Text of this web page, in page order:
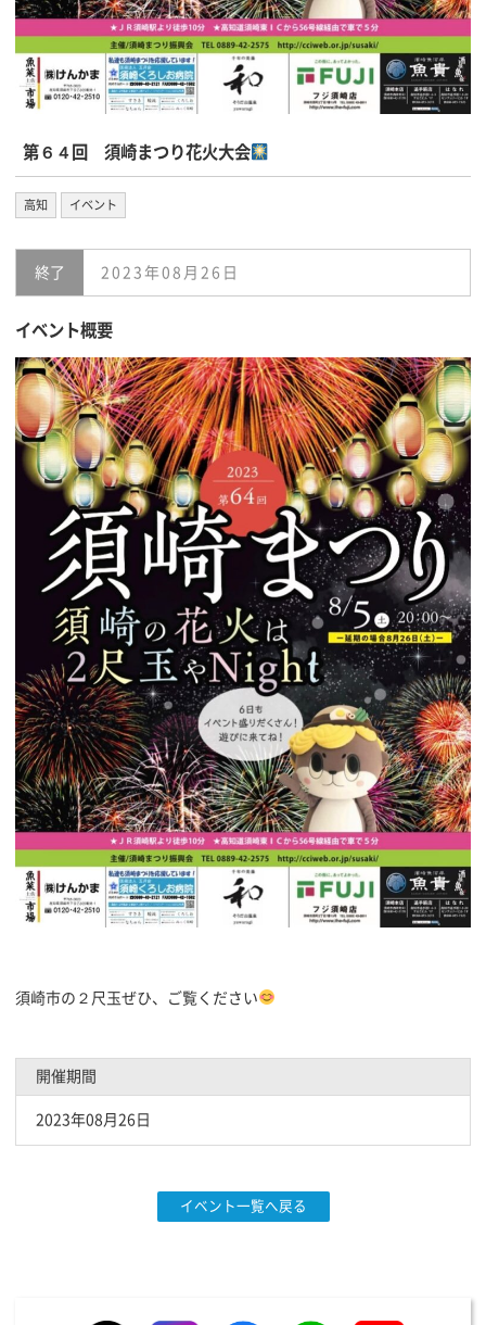
第６４回 須崎まつり花火大会
高知 イベント
終了 2023年08月26日
イベント概要
須崎市の２尺玉ぜひ、ご覧ください
開催期間
2023年08月26日
イベント一覧へ戻る